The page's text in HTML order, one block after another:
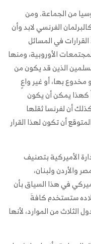
من الجماعة. ومن
الفرنسي لابد وأن
في المسائل
الأوروبية، ومنها
الذين قد يكون من
مخدوع بها، أو غير واعٍ
كهذا يمكن أن يكون
أن لفرنسا ثقلها
أن تكون لهذا القرار
الأميركية بتصنيف
والأردن ولبنان،
في هذا السياق بأن
ستستخدم كافةَ
الثلاث من الموارد، لأنها